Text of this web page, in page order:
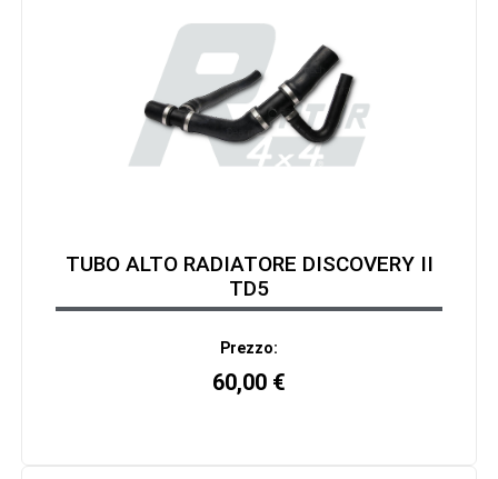
TUBO ALTO RADIATORE DISCOVERY II
TD5
Prezzo:
60,00 €